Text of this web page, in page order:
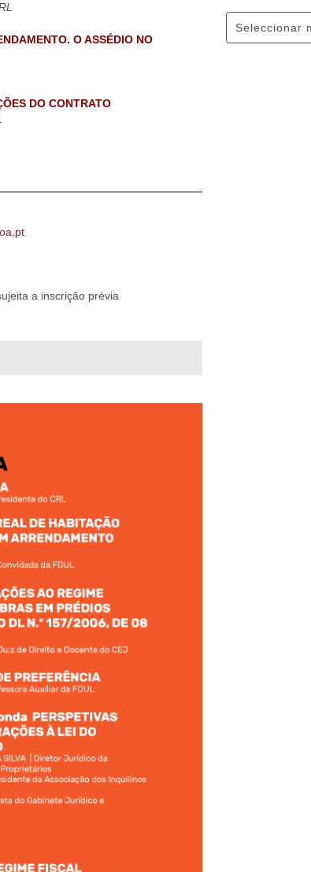
O ASSÉDIO NO
DO CONTRATO
a inscrição prévia